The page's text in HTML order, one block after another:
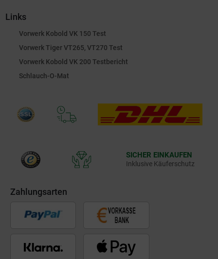
Links
Vorwerk Kobold VK 150 Test
Vorwerk Tiger VT265, VT270 Test
Vorwerk Kobold VK 200 Testbericht
Schlauch-O-Mat
SICHER EINKAUFEN
Inklusive Käuferschutz
Zahlungsarten